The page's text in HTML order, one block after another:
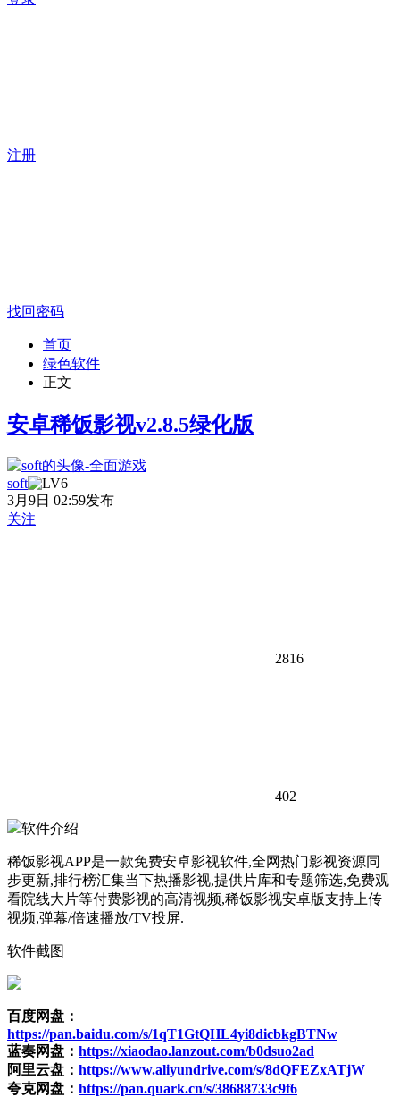
注册
找回密码
首页
绿色软件
正文
安卓稀饭影视v2.8.5绿化版
soft
3月9日 02:59发布
关注
2816
402
软件介绍
稀饭影视APP是一款免费安卓影视软件,全网热门影视资源同
步更新,排行榜汇集当下热播影视,提供片库和专题筛选,免费观
看院线大片等付费影视的高清视频,稀饭影视安卓版支持上传
视频,弹幕/倍速播放/TV投屏.
软件截图
百度网盘：
https://pan.baidu.com/s/1qT1GtQHL4yi8dicbkgBTNw
蓝奏网盘： https://xiaodao.lanzout.com/b0dsuo2ad
阿里云盘： https://www.aliyundrive.com/s/8dQFEZxATjW
夸克网盘： https://pan.quark.cn/s/38688733c9f6